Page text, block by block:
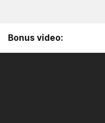
Bonus video: